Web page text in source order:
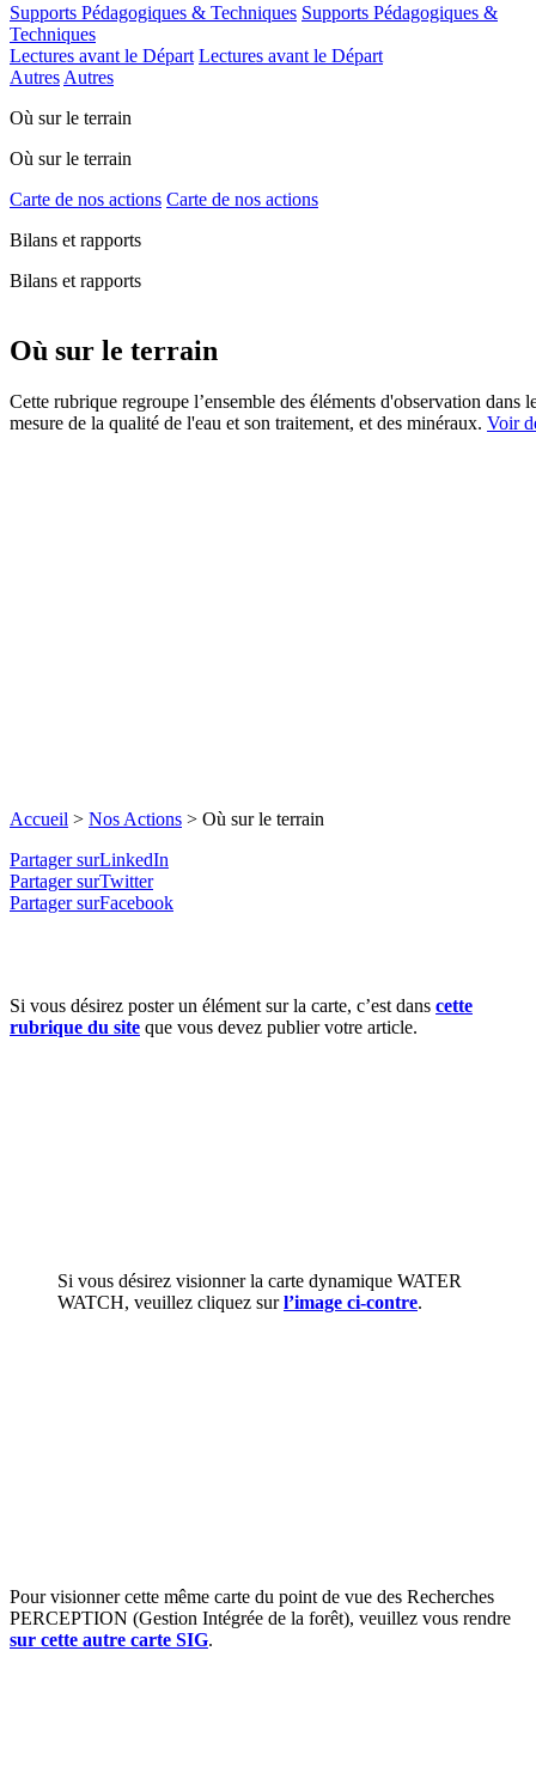
Supports Pédagogiques & Techniques Supports Pédagogiques &
Techniques
Lectures avant le Départ Lectures avant le Départ
Autres Autres
Où sur le terrain
Où sur le terrain
Carte de nos actions Carte de nos actions
Bilans et rapports
Bilans et rapports
Où sur le terrain
Cette rubrique regroupe l’ensemble des éléments d'observation
mesure de la qualité de l'eau et son traitement, et des minéraux. Voir
Accueil > Nos Actions > Où sur le terrain
Partager surLinkedIn
Partager surTwitter
Partager surFacebook
Si vous désirez poster un élément sur la carte, c’est dans cette
rubrique du site que vous devez publier votre article.
Si vous désirez visionner la carte dynamique WATER
WATCH, veuillez cliquez surl’image ci-contre.
Pour visionner cette même carte du point de vue des Recherches
PERCEPTION (Gestion Intégrée de la forêt), veuillez vous rendre
sur cette autre carte SIG.